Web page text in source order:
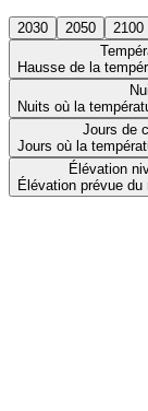
2030 2050
2100
Hausse de la
Nuits où la
Jours de
Jours où la
Élévation
Élévation prévue